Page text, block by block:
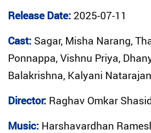
Release Date: 2025-07-11
Cast: Sagar, Misha Narang,
Ponnappa, Vishnu Priya,
Balakrishna, Kalyani Natarajan
Director: Raghav Omkar
Music: Harshavardhan